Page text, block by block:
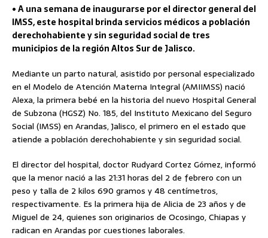
• A una semana de inaugurarse por el director general del
IMSS, este hospital brinda servicios médicos a población
derechohabiente y sin seguridad social de tres
municipios de la región Altos Sur de Jalisco.
Mediante un parto natural, asistido por personal especializado
en el Modelo de Atención Materna Integral (AMIIMSS) nació
Alexa, la primera bebé en la historia del nuevo Hospital General
de Subzona (HGSZ) No. 185, del Instituto Mexicano del Seguro
Social (IMSS) en Arandas, Jalisco, el primero en el estado que
atiende a población derechohabiente y sin seguridad social.
El director del hospital, doctor Rudyard Cortez Gómez, informó
que la menor nació a las 21:31 horas del 2 de febrero con un
peso y talla de 2 kilos 690 gramos y 48 centímetros,
respectivamente. Es la primera hija de Alicia de 23 años y de
Miguel de 24, quienes son originarios de Ocosingo, Chiapas y
radican en Arandas por cuestiones laborales.